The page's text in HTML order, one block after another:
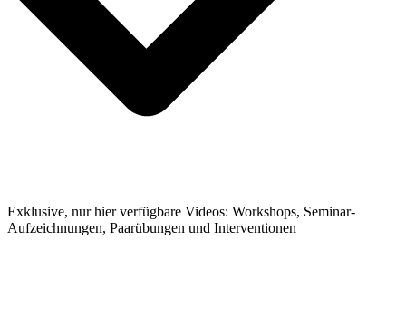
Exklusive, nur hier verfügbare Videos: Workshops, Seminar-
Aufzeichnungen, Paarübungen und Interventionen